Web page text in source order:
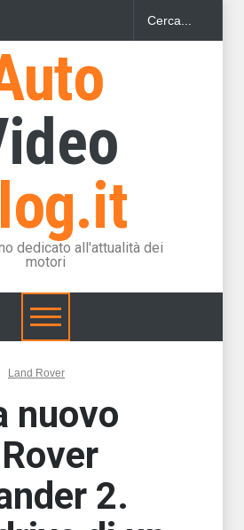
dedicato all'attualità dei
motori
Land Rover
nuovo
2.